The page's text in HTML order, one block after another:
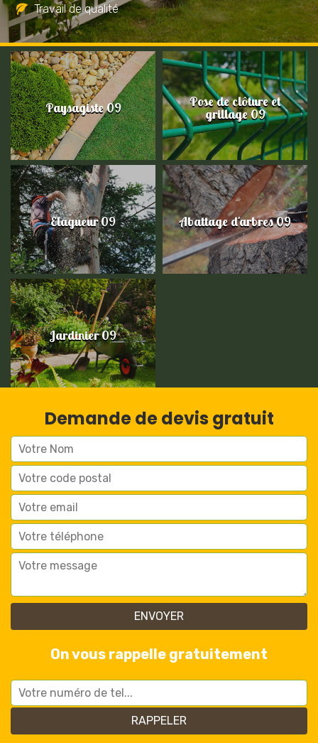
Travail de qualité
Paysagiste 09 Pose de clôture et
grillage 09
Elagueur 09 Abattage d'arbres 09
Jardinier 09
Demande de devis gratuit
On vous rappelle gratuitement